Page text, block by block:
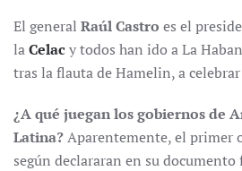
El general Raúl Castro es el
laCelacy todos han ido a La
tras la flauta de Hamelin, a
¿A qué juegan los gobiernos de
Latina?Aparentemente, el primer
según declararan en su documento